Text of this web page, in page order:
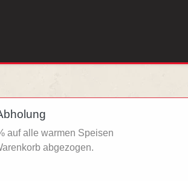
auf alle warmen Speisen
abgezogen.